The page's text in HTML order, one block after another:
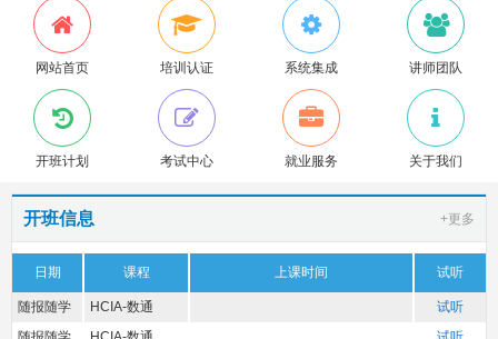
网站首页 培训认证 系统集成 讲师团队
开班计划 考试中心 就业服务 关于我们
开班信息 +更多
日期 课程 上课时间 试听
随报随学 HCIA-数通
试听